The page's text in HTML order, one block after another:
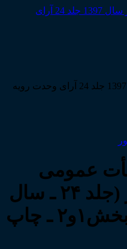
عمومی
دیوان عالی کشور (جلد ۲۴ ـ سال
۱۳۹۷) (دوجلدی ـ بخش۱و۲ ـ چاپ